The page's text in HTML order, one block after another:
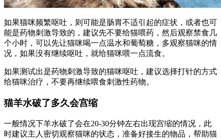
如果猫咪频繁呕吐，则可能是肠胃不适引起的症状，或者也可
能是药物刺激导致的，建议先不要给猫喂药，然后观察禁食几
个小时，可以先让猫咪喝一点温水和葡萄糖，多观察猫咪的情
况，如果没有继续呕吐，就给猫咪喂一点流食。
如果测试出是药物刺激导致的猫咪呕吐，建议选择打针的方式
给猫咪治疗，不要再继续喂食刺激性药物。
猫羊水破了多久会宫缩
一般情况下羊水破了会在20-30分钟左右出现宫缩的情况，此
时建议主人密切观察猫咪的状态，准备好接生的物品，帮助猫